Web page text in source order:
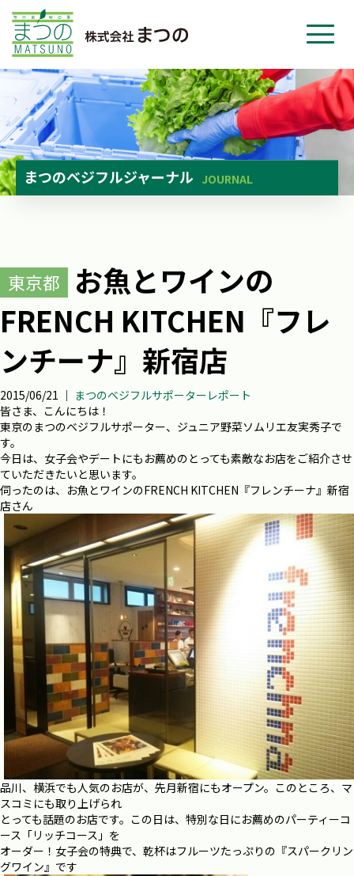
まつのベジフルジャーナル JOURNAL
東京都
お魚とワインの
FRENCH KITCHEN『フレ
ンチーナ』新宿店
2015/06/21 ｜ まつのベジフルサポーターレポート
皆さま、こんにちは！
東京のまつのベジフルサポーター、ジュニア野菜ソムリエ友実秀子で
す。
今日は、女子会やデートにもお薦めのとっても素敵なお店をご紹介させ
ていただきたいと思います。
伺ったのは、お魚とワインのFRENCH KITCHEN『フレンチーナ』新宿
店さん
品川、横浜でも人気のお店が、先月新宿にもオープン。このところ、マ
スコミにも取り上げられ
とっても話題のお店です。この日は、特別な日にお薦めのパーティーコ
ース「リッチコース」を
オーダー！女子会の特典で、乾杯はフルーツたっぷりの『スパークリン
グワイン』です
ホーム
事業紹介
会社紹介
ニュース
お問い合わせ